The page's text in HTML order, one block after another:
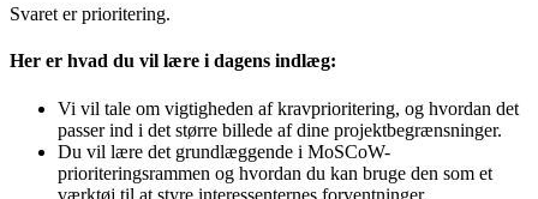
Svaret er prioritering.
Her er hvad du vil lære i dagens indlæg:
Vi vil tale om vigtigheden af kravprioritering, og hvordan det
passer ind i det større billede af dine projektbegrænsninger.
Du vil lære det grundlæggende i MoSCoW-
prioriteringsrammen og hvordan du kan bruge den som et
værktøj til at styre interessenternes forventninger.